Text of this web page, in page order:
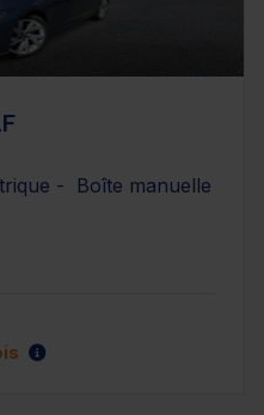
- Boîte manuelle